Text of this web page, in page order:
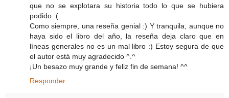
que no se explotara su historia todo lo que se hubiera
podido :(
Como siempre, una reseña genial :) Y tranquila, aunque no
haya sido el libro del año, la reseña deja claro que en
líneas generales no es un mal libro :) Estoy segura de que
el autor está muy agradecido ^.^
¡Un besazo muy grande y feliz fin de semana! ^^
Responder